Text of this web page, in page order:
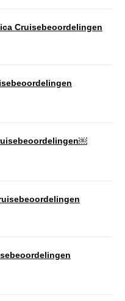
Cruisebeoordelingen